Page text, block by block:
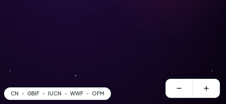
CN GBIF IUCN WWF OFM